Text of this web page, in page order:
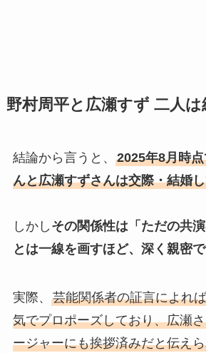
野村周平と広瀬すず 二人
結論から言うと、 2025年8月時
んと広瀬すずさんは交際・結婚
しかし その関係性は「ただの共演
とは一線を画すほど、深く親密
実際、 芸能関係者の証言によれ
気でプロポーズしており、広瀬
ージャーにも挨拶済みだと伝え